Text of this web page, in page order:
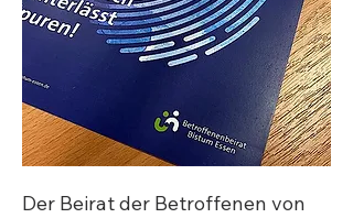
Der Beirat der Betroffenen von